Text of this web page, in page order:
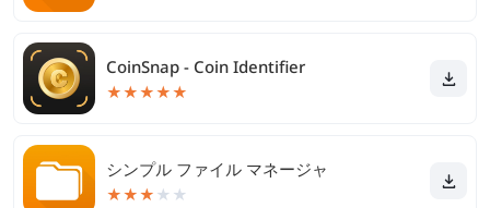
CoinSnap - Coin Identifier
★★★★★
シンプル ファイル マネージャ
★★★ ★ ★